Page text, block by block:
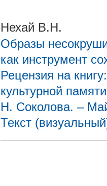
Нехай В.Н.
Образы
как инструмент
Рецензия на
культурной
Н. Соколова. –
Текст